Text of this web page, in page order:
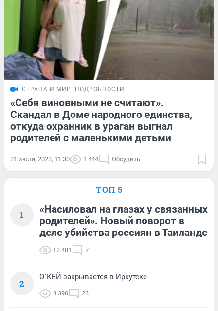
СТРАНА И МИР ПОДРОБНОСТИ
«Себя виновными не считают».
Скандал в Доме народного единства,
откуда охранник в ураган выгнал
родителей с маленькими детьми
31 июля, 2023, 11:30 1 444 Обсудить
ТОП 5
1
«Насиловал на глазах у связанных
родителей». Новый поворот в
деле убийства россиян в Таиланде
12 481 7
2
О`КЕЙ закрывается в Иркутске
8 390 23